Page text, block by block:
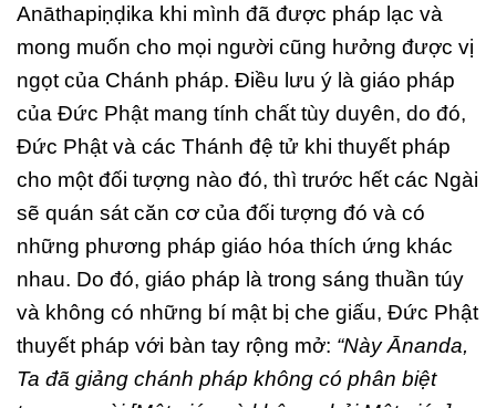
Anāthapiṇḍika khi mình đã được pháp lạc và
mong muốn cho mọi người cũng hưởng được vị
ngọt của Chánh pháp. Điều lưu ý là giáo pháp
của Đức Phật mang tính chất tùy duyên, do đó,
Đức Phật và các Thánh đệ tử khi thuyết pháp
cho một đối tượng nào đó, thì trước hết các Ngài
sẽ quán sát căn cơ của đối tượng đó và có
những phương pháp giáo hóa thích ứng khác
nhau. Do đó, giáo pháp là trong sáng thuần túy
và không có những bí mật bị che giấu, Đức Phật
thuyết pháp với bàn tay rộng mở: “Này Ānanda,
Ta đã giảng chánh pháp không có phân biệt